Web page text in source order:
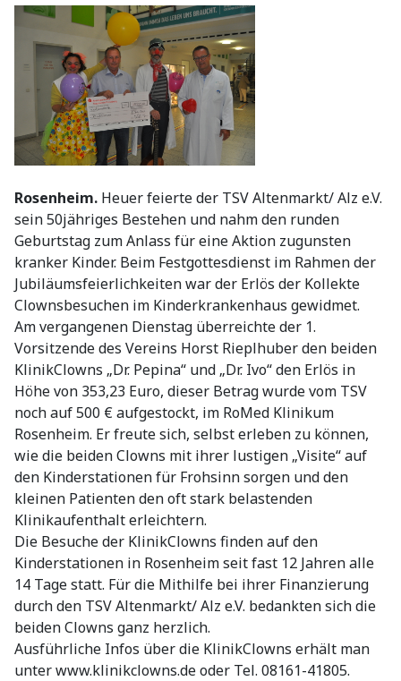
Rosenheim. Heuer feierte der TSV Altenmarkt/ Alz e.V.
sein 50jähriges Bestehen und nahm den runden
Geburtstag zum Anlass für eine Aktion zugunsten
kranker Kinder. Beim Festgottesdienst im Rahmen der
Jubiläumsfeierlichkeiten war der Erlös der Kollekte
Clownsbesuchen im Kinderkrankenhaus gewidmet.
Am vergangenen Dienstag überreichte der 1.
Vorsitzende des Vereins Horst Rieplhuber den beiden
KlinikClowns „Dr. Pepina“ und „Dr. Ivo“ den Erlös in
Höhe von 353,23 Euro, dieser Betrag wurde vom TSV
noch auf 500 € aufgestockt, im RoMed Klinikum
Rosenheim. Er freute sich, selbst erleben zu können,
wie die beiden Clowns mit ihrer lustigen „Visite“ auf
den Kinderstationen für Frohsinn sorgen und den
kleinen Patienten den oft stark belastenden
Klinikaufenthalt erleichtern.
Die Besuche der KlinikClowns finden auf den
Kinderstationen in Rosenheim seit fast 12 Jahren alle
14 Tage statt. Für die Mithilfe bei ihrer Finanzierung
durch den TSV Altenmarkt/ Alz e.V. bedankten sich die
beiden Clowns ganz herzlich.
Ausführliche Infos über die KlinikClowns erhält man
unter www.klinikclowns.de oder Tel. 08161-41805.